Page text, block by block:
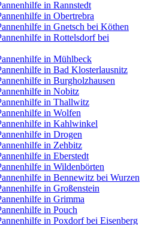
in Rannstedt
in Obertrebra
in Gnetsch bei Köthen
in Rottelsdorf bei
in Mühlbeck
in Bad Klosterlausnitz
in Burgholzhausen
in Nobitz
in Thallwitz
in Wolfen
in Kahlwinkel
in Drogen
in Zehbitz
in Eberstedt
in Wildenbörten
in Bennewitz bei Wurzen
in Großenstein
in Grimma
in Pouch
in Poxdorf bei Eisenberg